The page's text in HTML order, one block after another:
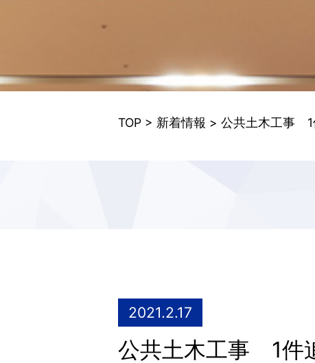
TOP > 新着情報 > 公共土木工事
2021.2.17
公共土木工事 1件